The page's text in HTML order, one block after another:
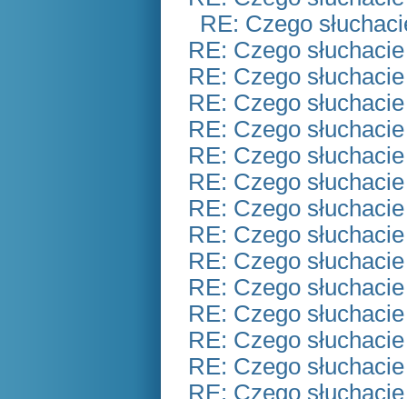
RE: Czego
RE: Czego
RE: Czego
RE: Czego
RE: Czego
RE: Czego
RE: Czego
RE: Czego
RE: Czego
RE: Czego
RE: Czego
RE: Czego
RE: Czego
RE: Czego
RE: Czego